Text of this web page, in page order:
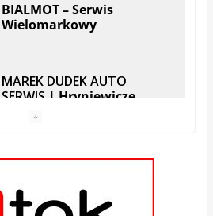
Serwis SKODA
Auto Serwis – Robert
Zubrzycki | Białystok
Zajkowski BOSCH Diesel